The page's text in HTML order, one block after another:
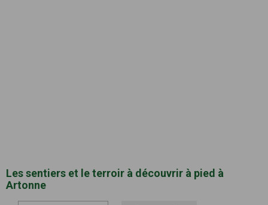
Les sentiers et le terroir à découvrir à pied à
Artonne